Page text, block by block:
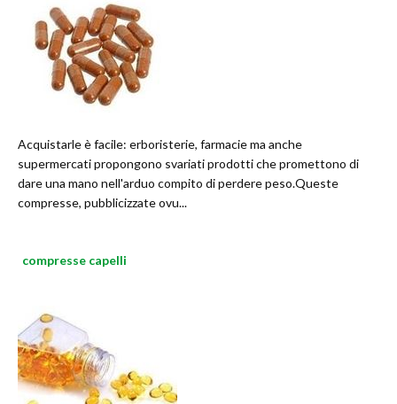
Acquistarle è facile: erboristerie, farmacie ma anche
supermercati propongono svariati prodotti che promettono di
dare una mano nell'arduo compito di perdere peso.Queste
compresse, pubblicizzate ovu...
compresse capelli